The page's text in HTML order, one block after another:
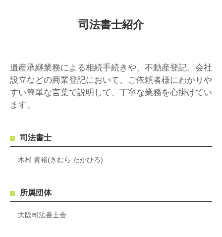
司法書士紹介
遺産承継業務による相続手続きや、不動産登記、会社
設立などの商業登記において、ご依頼者様にわかりや
すい簡単な言葉で説明して、丁寧な業務を心掛けてい
ます。
司法書士
木村 貴裕(きむら たかひろ)
所属団体
大阪司法書士会